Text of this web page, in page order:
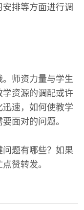
排等方面进行调
师资力量与学生
资源的调配或许
速，如何使教学
面对的问题。
题有哪些？如果
赞转发。